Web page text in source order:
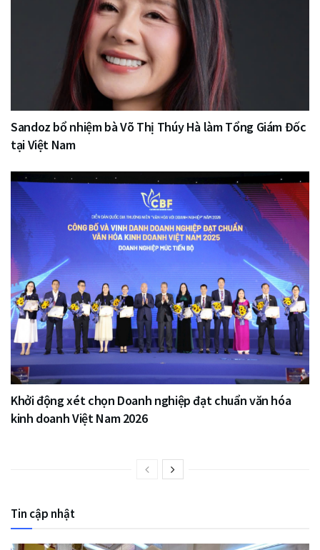
Sandoz bổ nhiệm bà Võ Thị Thúy Hà làm Tổng Giám Đốc
tại Việt Nam
Khởi động xét chọn Doanh nghiệp đạt chuẩn văn hóa
kinh doanh Việt Nam 2026
Tin cập nhật